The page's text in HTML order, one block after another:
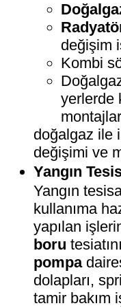
değişim
Kombi
yerlerde
doğalgaz ile
değişimi ve
Yangın
Yangın
kullanıma
yapılan
boru
pompa
dolapları,
tamir bakım